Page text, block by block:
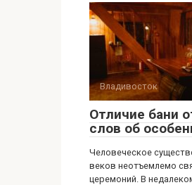
Владивосток
Отличие бани
слов об
Человеческое
веков неотъемлемо
церемоний. В